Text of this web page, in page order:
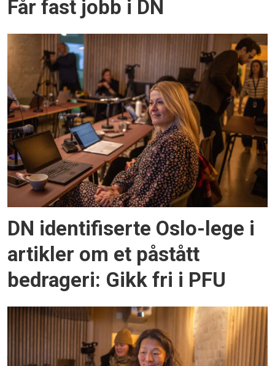
Får fast jobb i DN
DN identifiserte Oslo-lege i
artikler om et påstått
bedrageri: Gikk fri i PFU